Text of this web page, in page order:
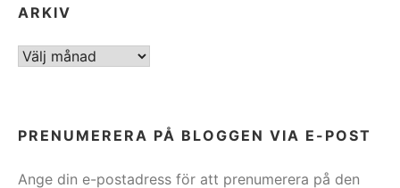
ARKIV
ARKIV
PRENUMERERA PÅ BLOGGEN VIA E-POST
Ange din e-postadress för att prenumerera på den